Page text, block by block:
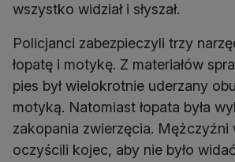
wszystko widział i słyszał.
Policjanci zabezpieczyli trzy
łopatę i motykę. Z materiałów
pies był wielokrotnie uderzany
motyką. Natomiast łopata była
zakopania zwierzęcia. Mężczyźni
oczyścili kojec, aby nie było